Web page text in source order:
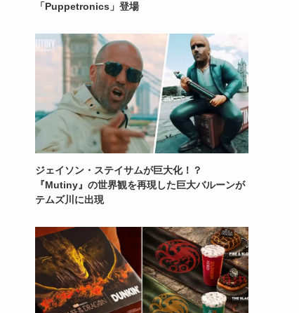
「Puppetronics」登場
ジェイソン・ステイサムが巨大化！？
『Mutiny』の世界観を再現した巨大バルーンが
テムズ川に出現